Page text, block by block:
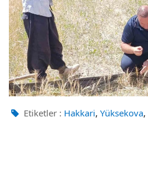
Etiketler : Hakkari, Yüksekova,